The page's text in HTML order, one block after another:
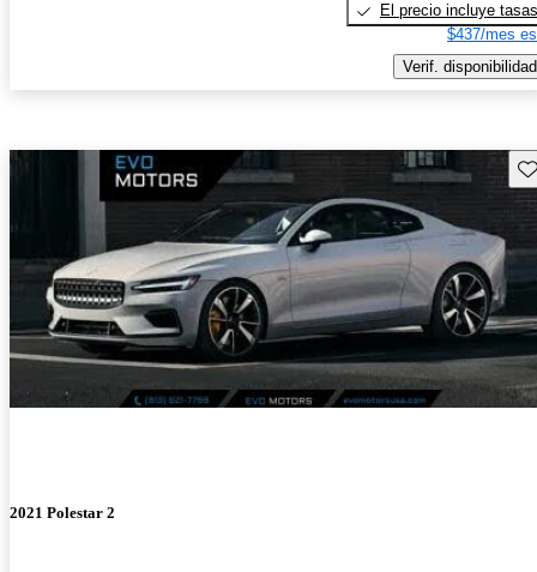
El precio incluye tasas
$437/mes
Verif. disponibilidad
2021 Polestar 2